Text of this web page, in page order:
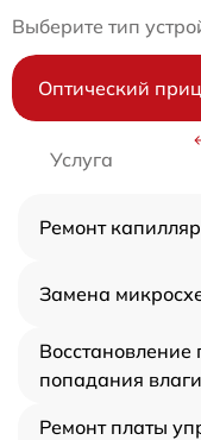
Выберите тип
Оптический
Услуга
Ремонт
Замена
Восстановление
попадания влаги
Ремонт платы